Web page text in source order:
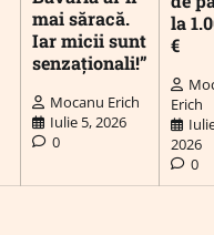
mai săracă.
Iar micii sunt
senzaționali!”
Mocanu Erich
Iulie 5, 2026
0
la
€
Erich
2026
0